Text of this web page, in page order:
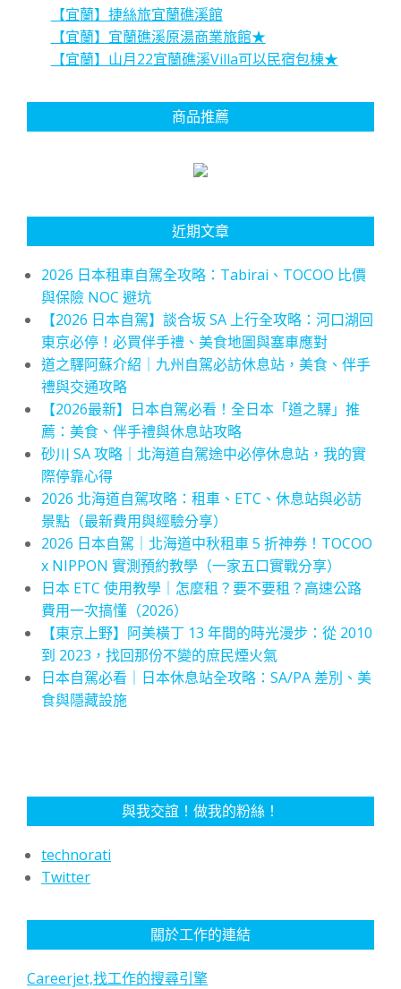
【宜蘭】捷絲旅宜蘭礁溪館
【宜蘭】宜蘭礁溪原湯商業旅館★
【宜蘭】山月22宜蘭礁溪Villa可以民宿包棟★
商品推薦
近期文章
2026 日本租車自駕全攻略：Tabirai、TOCOO 比價
與保險 NOC 避坑
【2026 日本自駕】談合坂 SA 上行全攻略：河口湖回
東京必停！必買伴手禮、美食地圖與塞車應對
道之驛阿蘇介紹｜九州自駕必訪休息站，美食、伴手
禮與交通攻略
【2026最新】日本自駕必看！全日本「道之驛」推
薦：美食、伴手禮與休息站攻略
砂川 SA 攻略｜北海道自駕途中必停休息站，我的實
際停靠心得
2026 北海道自駕攻略：租車、ETC、休息站與必訪
景點（最新費用與經驗分享）
2026 日本自駕｜北海道中秋租車 5 折神券！TOCOO
x NIPPON 實測預約教學（一家五口實戰分享）
日本 ETC 使用教學｜怎麼租？要不要租？高速公路
費用一次搞懂（2026）
【東京上野】阿美橫丁 13 年間的時光漫步：從 2010
到 2023，找回那份不變的庶民煙火氣
日本自駕必看｜日本休息站全攻略：SA/PA 差別、美
食與隱藏設施
與我交誼！做我的粉絲！
technorati
Twitter
關於工作的連結
Careerjet,找工作的搜尋引擎